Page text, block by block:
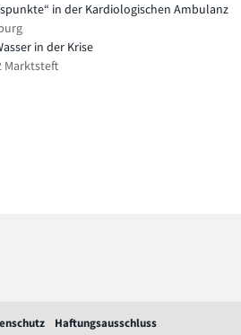
in der Kardiologischen Ambulanz
in der Krise
Marktsteft
Haftungsausschluss